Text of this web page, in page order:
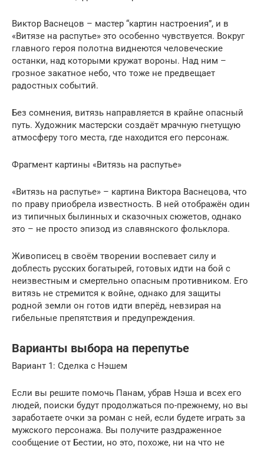
Виктор Васнецов – мастер “картин настроения”, и в
«Витязе на распутье» это особенно чувствуется. Вокруг
главного героя полотна виднеются человеческие
останки, над которыми кружат вороны. Над ним –
грозное закатное небо, что тоже не предвещает
радостных событий.
Без сомнения, витязь направляется в крайне опасный
путь. Художник мастерски создаёт мрачную гнетущую
атмосферу того места, где находится его персонаж.
Фрагмент картины «Витязь на распутье»
«Витязь на распутье» – картина Виктора Васнецова, что
по праву приобрела известность. В ней отображён один
из типичных былинных и сказочных сюжетов, однако
это – не просто эпизод из славянского фольклора.
Живописец в своём творении воспевает силу и
доблесть русских богатырей, готовых идти на бой с
неизвестным и смертельно опасным противником. Его
витязь не стремится к войне, однако для защиты
родной земли он готов идти вперёд, невзирая на
гибельные препятствия и предупреждения.
Варианты выбора на перепутье
Вариант 1: Сделка с Нэшем
Если вы решите помочь Панам, убрав Нэша и всех его
людей, поиски будут продолжаться по-прежнему, но вы
заработаете очки за роман с ней, если будете играть за
мужского персонажа. Вы получите раздраженное
сообщение от Бестии, но это, похоже, ни на что не